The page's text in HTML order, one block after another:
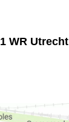
WR Utrecht